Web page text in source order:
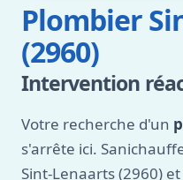
Plombier
(2960)
Intervention
Votre recherche d'un
s'arrête ici.
Sint-Lenaarts (2960)